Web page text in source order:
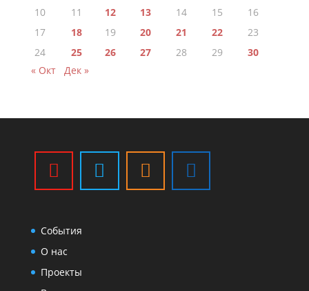
10
11 12 13 14 15
16
17
18 19 20 21 22
23
24
25 26 27 28 29
30
« Окт
Дек »
События
О нас
Проекты